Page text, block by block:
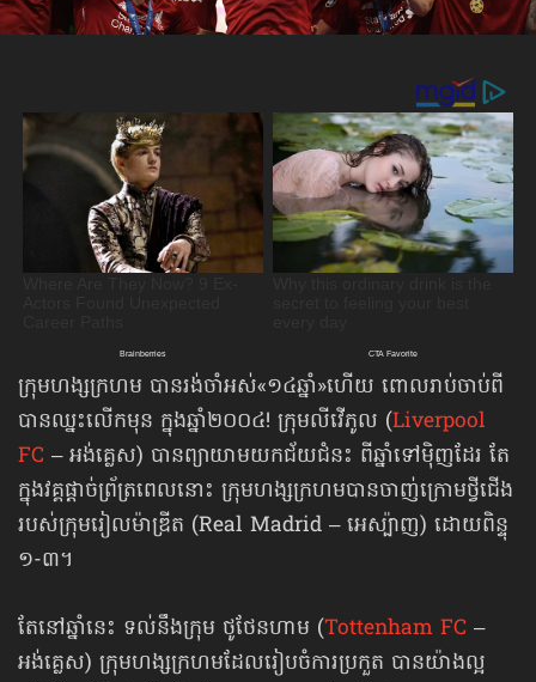
ក្រុមហង្សក្រហម បានរង់ចាំអស់«១៤ឆ្នាំ»ហើយ ពោលរាប់ចាប់ពី
បានឈ្នះលើកមុន ក្នុងឆ្នាំ២០០៤! ក្រុមលីវើភូល (Liverpool
FC – អង់គ្លេស) បានព្យាយាមយកជ័យជំនះ ពីឆ្នាំទៅម៉ិញដែរ តែ
ក្នុងវគ្គផ្ដាច់ព្រ័ត្រពេលនោះ ក្រុមហង្សក្រហមបានចាញ់ក្រោមថ្វីជើង
របស់ក្រុមរៀលម៉ាឌ្រីត (Real Madrid – អេស្ប៉ាញ) ដោយពិន្ទុ
១-៣។
តែនៅឆ្នាំនេះ ទល់នឹងក្រុម ថូថែនហាម (Tottenham FC –
អង់គ្លេស) ក្រុមហង្សក្រហមដែលរៀបចំការប្រកួត បានយ៉ាងល្អ